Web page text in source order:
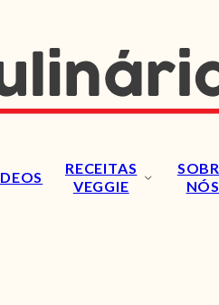
RECEITAS
VEGGIE
NÓS